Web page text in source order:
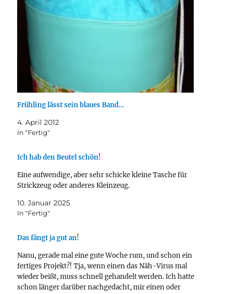
Frühling lässt sein blaues Band…
4. April 2012
In "Fertig"
Ich hab den Beutel schön!
Eine aufwendige, aber sehr schicke kleine Tasche für
Strickzeug oder anderes Kleinzeug.
10. Januar 2025
In "Fertig"
Das fängt ja gut an!
Nanu, gerade mal eine gute Woche rum, und schon ein
fertiges Projekt?! Tja, wenn einen das Näh-Virus mal
wieder beißt, muss schnell gehandelt werden. Ich hatte
schon länger darüber nachgedacht, mir einen oder